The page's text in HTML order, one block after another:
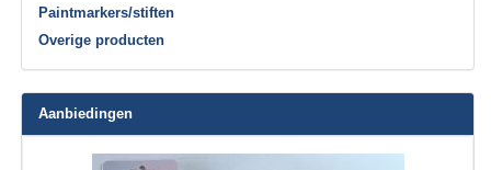
Paintmarkers/stiften
Overige producten
Aanbiedingen